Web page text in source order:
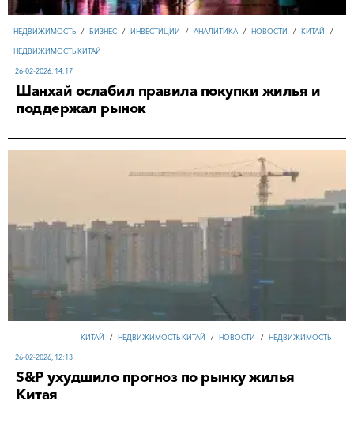
НЕДВИЖИМОСТЬ / БИЗНЕС / ИНВЕСТИЦИИ / АНАЛИТИКА / НОВОСТИ / КИТАЙ /
НЕДВИЖИМОСТЬ КИТАЙ
26-02-2026, 14:17
Шанхай ослабил правила покупки жилья и
поддержал рынок
КИТАЙ / НЕДВИЖИМОСТЬ КИТАЙ / НОВОСТИ / НЕДВИЖИМОСТЬ
26-02-2026, 12:13
S&P ухудшило прогноз по рынку жилья
Китая